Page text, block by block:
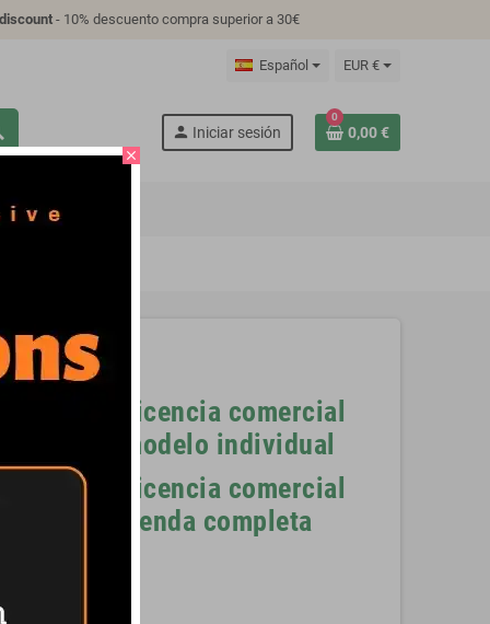
- 10% descuento compra superior a 30€
Español EUR €
person Iniciar sesión
0
0,00 €
TUTORIAL
cortada por
tiene
Licencia comercial
modelo individual
Licencia comercial
tienda completa
close